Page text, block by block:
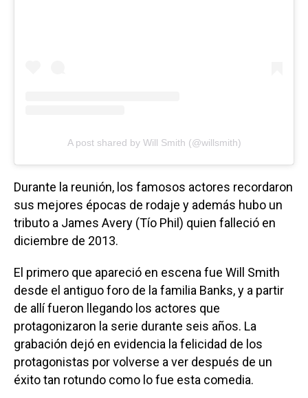
A post shared by Will Smith (@willsmith)
Durante la reunión, los famosos actores recordaron
sus mejores épocas de rodaje y además hubo un
tributo a James Avery (Tío Phil) quien falleció en
diciembre de 2013.
El primero que apareció en escena fue Will Smith
desde el antiguo foro de la familia Banks, y a partir
de allí fueron llegando los actores que
protagonizaron la serie durante seis años. La
grabación dejó en evidencia la felicidad de los
protagonistas por volverse a ver después de un
éxito tan rotundo como lo fue esta comedia.